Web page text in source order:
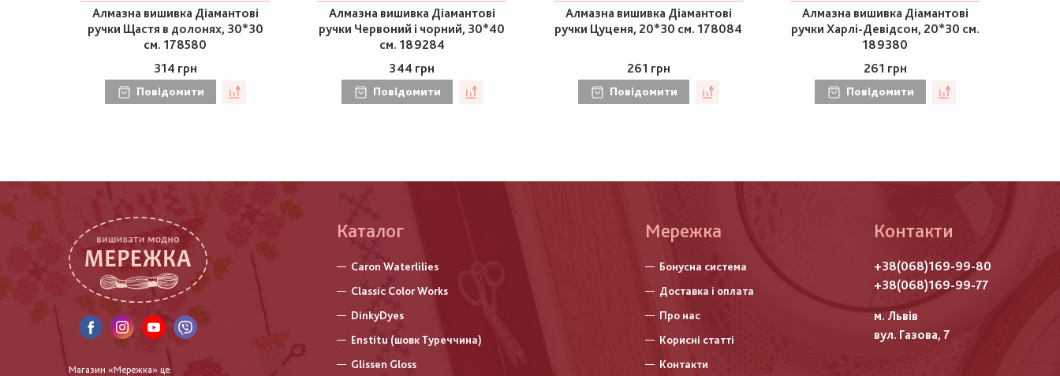
Алмазна вишивка Діамантові
ручки Щастя в долонях, 30*30
см. 178580
314 грн
Повідомити
Алмазна вишивка Діамантові
ручки Червоний і чорний, 30*40
см. 189284
344 грн
Повідомити
Алмазна вишивка Діамантові
ручки Цуценя, 20*30 см. 178084
261 грн
Повідомити
Алмазна вишивка Діамантові
ручки Харлі-Девідсон, 20*30 см.
189380
261 грн
Повідомити
Магазин «Мережка» це:
Каталог
Caron Waterlilies
Classic Color Works
DinkyDyes
Enstitu (шовк Туреччина)
Glissen Gloss
Меню
нижнього
колонтитулу
Мережка
Бонусна система
Доставка і оплата
Про нас
Корисні статті
Контакти
Контакти
+38(068)169-99-80
+38(068)169-99-77
м. Львів
вул. Газова, 7